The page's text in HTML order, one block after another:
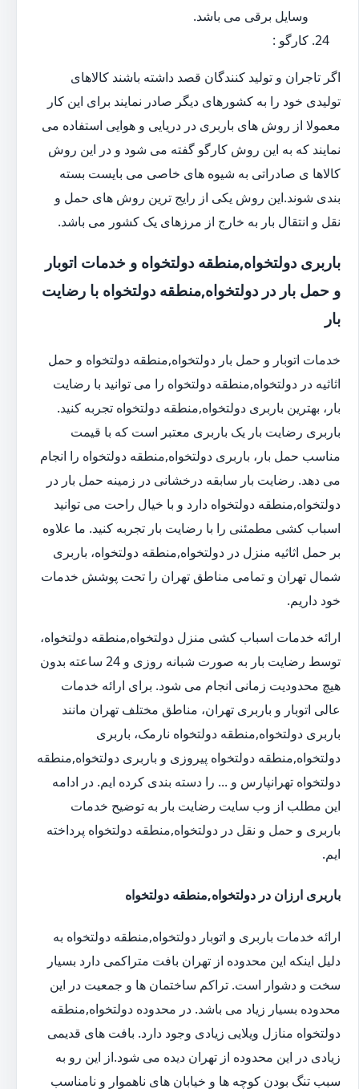
وسایل برقی می باشد.
کارگو :
اگر تاجران و تولید کنندگان قصد داشته باشند کالاهای
تولیدی خود را به کشورهای دیگر صادر نمایند برای این کار
معمولا از روش های باربری در دریایی و هوایی استفاده می
نمایند که به این روش کارگو گفته می شود و در این روش
کالاها ی صادراتی به شیوه های خاصی می بایست بسته
بندی شوند.این روش یکی از رایج ترین روش های حمل و
نقل و انتقال بار به خارج از مرزهای یک کشور می باشد.
باربری دولتخواه,منطقه دولتخواه و خدمات اتوبار
و حمل بار در دولتخواه,منطقه دولتخواه با رضایت
بار
خدمات اتوبار و حمل بار دولتخواه,منطقه دولتخواه و حمل
اثاثیه در دولتخواه,منطقه دولتخواه را می توانید با رضایت
بار، بهترین باربری دولتخواه,منطقه دولتخواه تجربه کنید.
باربری رضایت بار یک باربری معتبر است که با قیمت
مناسب حمل بار، باربری دولتخواه,منطقه دولتخواه را انجام
می دهد. رضایت بار سابقه درخشانی در زمینه حمل بار در
دولتخواه,منطقه دولتخواه دارد و با خیال راحت می توانید
اسباب کشی مطمئنی را با رضایت بار تجربه کنید. ما علاوه
بر حمل اثاثیه منزل در دولتخواه,منطقه دولتخواه، باربری
شمال تهران و تمامی مناطق تهران را تحت پوشش خدمات
خود داریم.
ارائه خدمات اسباب کشی منزل دولتخواه,منطقه دولتخواه،
توسط رضایت بار به صورت شبانه روزی و 24 ساعته بدون
هیچ محدودیت زمانی انجام می شود. برای ارائه خدمات
عالی اتوبار و باربری تهران، مناطق مختلف تهران مانند
باربری دولتخواه,منطقه دولتخواه نارمک، باربری
دولتخواه,منطقه دولتخواه پیروزی و باربری دولتخواه,منطقه
دولتخواه تهرانپارس و ... را دسته بندی کرده ایم. در ادامه
این مطلب از وب سایت رضایت بار به توضیح خدمات
باربری و حمل و نقل در دولتخواه,منطقه دولتخواه پرداخته
ایم.
باربری ارزان در دولتخواه,منطقه دولتخواه
ارائه خدمات باربری و اتوبار دولتخواه,منطقه دولتخواه به
دلیل اینکه این محدوده از تهران بافت متراکمی دارد بسیار
سخت و دشوار است. تراکم ساختمان ها و جمعیت در این
محدوده بسیار زیاد می باشد. در محدوده دولتخواه,منطقه
دولتخواه منازل ویلایی زیادی وجود دارد. بافت های قدیمی
زیادی در این محدوده از تهران دیده می شود.از این رو به
سبب تنگ بودن کوچه ها و خیابان های ناهموار و نامناسب